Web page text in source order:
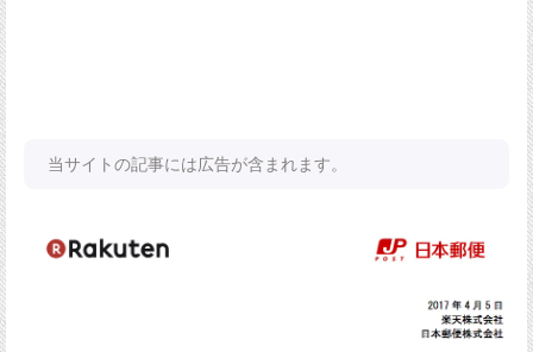
当サイトの記事には広告が含まれます。